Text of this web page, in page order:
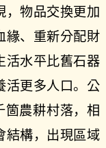
，物品交換更加
緣、重新分配財
活水平比舊石器
活更多人口。公
農耕村落，相
結構，出現區域